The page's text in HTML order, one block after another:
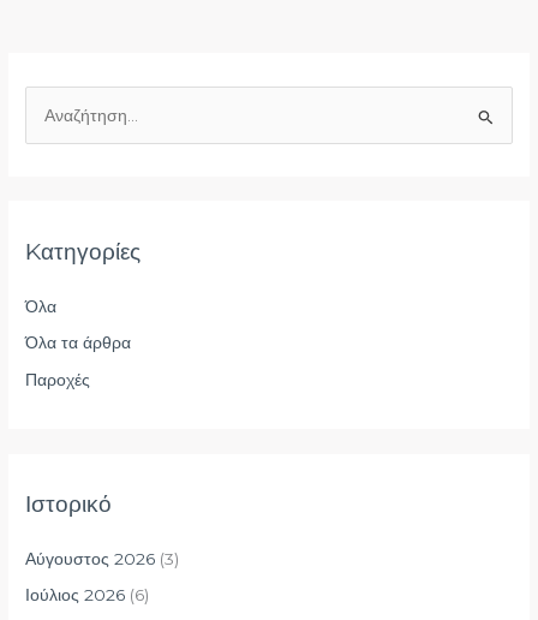
ή
η
σ
η
:
Kατηγορίες
Όλα
Όλα τα άρθρα
Παροχές
Ιστορικό
Αύγουστος 2026 (3)
Ιούλιος 2026 (6)